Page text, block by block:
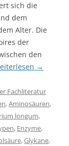
sich die
dem
Alter. Die
der
den
→
Fachliteratur
,Aminosäuren,
longum,
, Enzyme,
,Glykane,